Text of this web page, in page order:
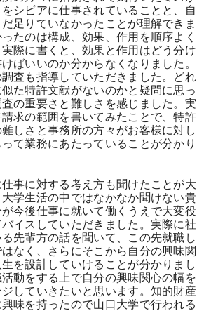
シビアに仕事されていることと、自
足りていなかったことが理解できま
たのは構成、効果、作用を順序よく
際に書くと、効果と作用はどう分け
ばいいのか分からなくなりました。
査も指導していただきました。どれ
た特許文献がないのかと疑問に思っ
の重要さと難しさを感じました。実
求の範囲を書いてみたことで、特許
しさと事務所の方々がお客様に対し
て業務にあたっていることが分かり
事に対する考え方も聞けたことが大
学生活の中ではなかなか聞けない貴
今後仕事に就いて働くうえで大変役
イスしていただきました。実際に社
先輩方の話を聞いて、この先就職し
なく、さらにそこから自分の興味関
を設計していけることが分かりまし
動をする上で自分の興味関心の幅を
していきたいと思います。知的財産
味を持ったので山口大学で行われる